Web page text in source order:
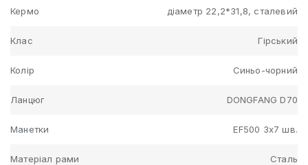
Кермо діаметр 22,2*31,8, сталевий
Клас Гірський
Колір Синьо-чорний
Ланцюг DONGFANG D70
Манетки EF500 3x7 шв.
Матеріал рами Сталь